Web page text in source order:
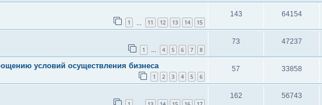
1 11 12 13 14 15
143 64154
1 … 4 5 6 7 8
73 47237
условий осуществления бизнеса
1 2 3 4 5 6
57 33858
162 56743